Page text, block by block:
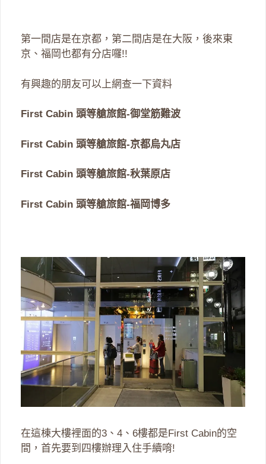
第一間店是在京都，第二間店是在大阪，後來東
京、福岡也都有分店囉!!
有興趣的朋友可以上網查一下資料
First Cabin 頭等艙旅館-御堂筋難波
First Cabin 頭等艙旅館-京都烏丸店
First Cabin 頭等艙旅館-秋葉原店
First Cabin 頭等艙旅館-福岡博多
在這棟大樓裡面的3、4、6樓都是First Cabin的空
間，首先要到四樓辦理入住手續唷!